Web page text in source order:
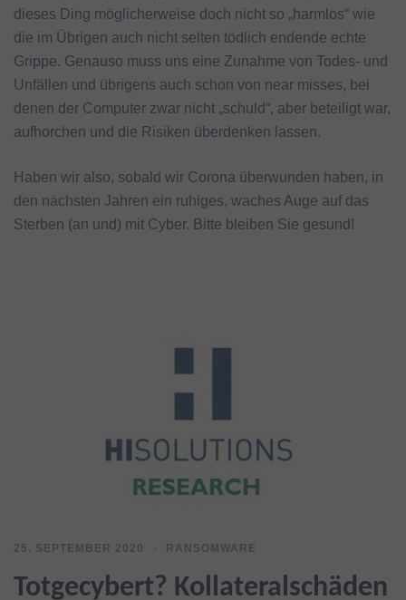
dieses Ding möglicherweise doch nicht so „harmlos“ wie
die im Übrigen auch nicht selten tödlich endende echte
Grippe. Genauso muss uns eine Zunahme von Todes- und
Unfällen und übrigens auch schon von near misses, bei
denen der Computer zwar nicht „schuld“, aber beteiligt war,
aufhorchen und die Risiken überdenken lassen.
Haben wir also, sobald wir Corona überwunden haben, in
den nächsten Jahren ein ruhiges, waches Auge auf das
Sterben (an und) mit Cyber. Bitte bleiben Sie gesund!
25. SEPTEMBER 2020 RANSOMWARE
Totgecybert? Kollateralschäden